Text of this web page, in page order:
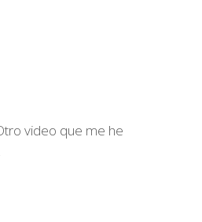
video que me he